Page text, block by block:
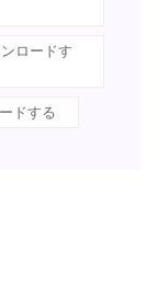
ロードす
ドする